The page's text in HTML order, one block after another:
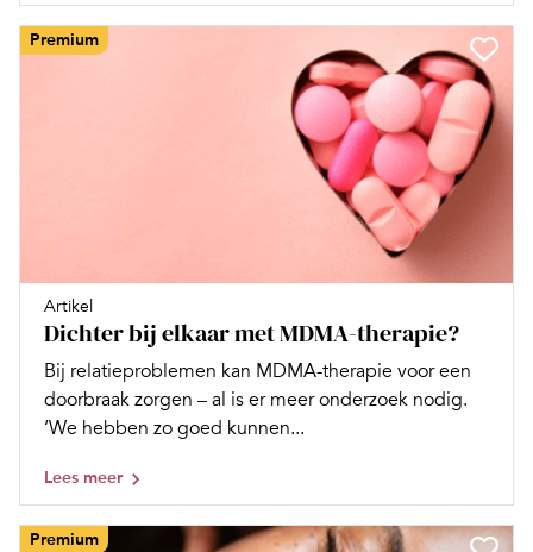
Premium
Artikel
Dichter bij elkaar met MDMA-therapie?
Bij relatieproblemen kan MDMA-therapie voor een
doorbraak zorgen – al is er meer onderzoek nodig.
‘We hebben zo goed kunnen...
Lees meer
Premium